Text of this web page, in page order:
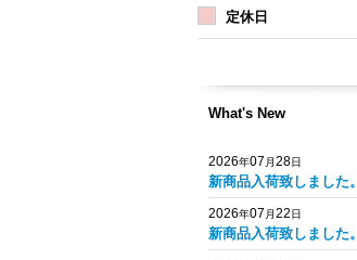
定休日
What's New
2026年07 月28日
新商品入荷致しました。
2026年07 月22日
新商品入荷致しました。